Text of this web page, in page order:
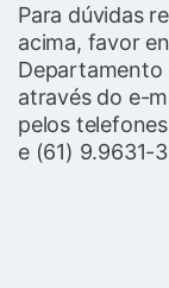
Para dúvidas
acima, favor
Departamento
através do e-
pelos
e (61) 9.9631-